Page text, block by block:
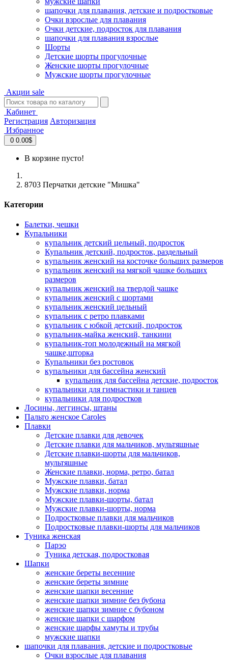
шапочки для плавания, детские и подростковые
Очки взрослые для плавания
Очки детские, подросток для плавания
шапочки для плавания взрослые
Шорты
Детские шорты прогулочные
Женские шорты прогулочные
Мужские шорты прогулочные
Акции sale
Кабинет
Регистрация Авторизация
Избранное
0 0.00$
В корзине пусто!
8703 Перчатки детские "Мишка"
Категории
Балетки, чешки
Купальники
купальник детский цельный, подросток
Купальник детский, подросток, раздельный
купальник женский на косточке больших размеров
купальник женский на мягкой чашке больших
размеров
купальник женский на твердой чашке
купальник женский с шортами
купальник женский цельный
купальник с ретро плавками
купальник с юбкой детский, подросток
купальник-майка женский, танкини
купальник-топ молодежный на мягкой
чашке,шторка
Купальники без ростовок
купальники для бассейна женский
купальник для бассейна детские, подросток
купальники для гимнастики и танцев
купальники для подростков
Лосины, леггинсы, штаны
Пальто женское Caroles
Плавки
Детские плавки для девочек
Детские плавки для мальчиков, мультяшные
Детские плавки-шорты для мальчиков,
мультяшные
Женские плавки, норма, ретро, батал
Мужские плавки, батал
Мужские плавки, норма
Мужские плавки-шорты, батал
Мужские плавки-шорты, норма
Подростковые плавки для мальчиков
Подростковые плавки-шорты для мальчиков
Туникa женская
Парэо
Туника детская, подростковая
Шапки
женские береты весенние
женские береты зимние
женские шапки весенние
женские шапки зимние без бубона
женские шапки зимние с бубоном
женские шапки с шарфом
женские шарфы хамуты и трубы
мужские шапки
шапочки для плавания, детские и подростковые
Очки взрослые для плавания